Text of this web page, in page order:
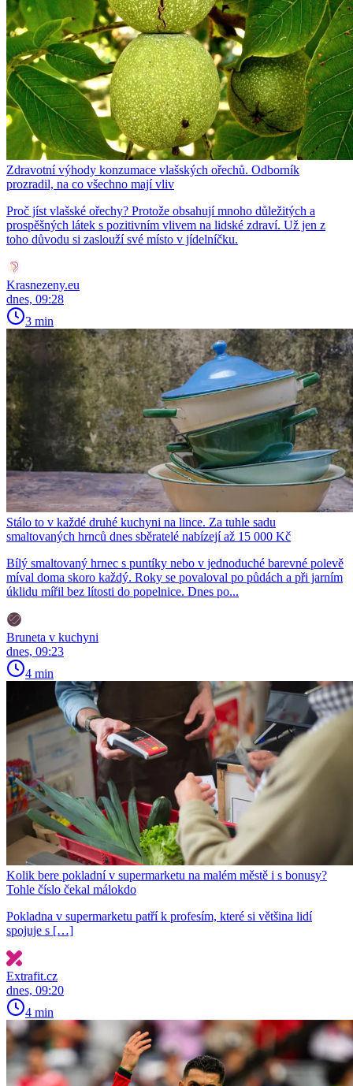
Zdravotní výhody konzumace vlašských ořechů. Odborník
prozradil, na co všechno mají vliv
Proč jíst vlašské ořechy? Protože obsahují mnoho důležitých a
prospěšných látek s pozitivním vlivem na lidské zdraví. Už jen z
toho důvodu si zaslouží své místo v jídelníčku.
Krasnezeny.eu
dnes, 09:28
3 min
Stálo to v každé druhé kuchyni na lince. Za tuhle sadu
smaltovaných hrnců dnes sběratelé nabízejí až 15 000 Kč
Bílý smaltovaný hrnec s puntíky nebo v jednoduché barevné polevě
míval doma skoro každý. Roky se povaloval po půdách a při jarním
úklidu mířil bez lítosti do popelnice. Dnes po...
Bruneta v kuchyni
dnes, 09:23
4 min
Kolik bere pokladní v supermarketu na malém městě i s bonusy?
Tohle číslo čekal málokdo
Pokladna v supermarketu patří k profesím, které si většina lidí
spojuje s […]
Extrafit.cz
dnes, 09:20
4 min